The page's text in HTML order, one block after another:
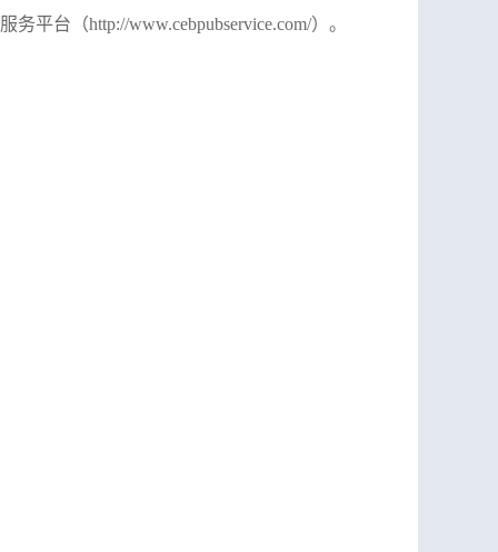
务平台 （http://www.cebpubservice.com/）。